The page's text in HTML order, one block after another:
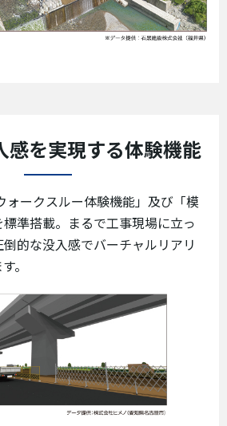
感を実現する体験機能
ォークスルー体験機能」及び「模
準搭載。まるで工事現場に立っ
的な没入感でバーチャルリアリ
。